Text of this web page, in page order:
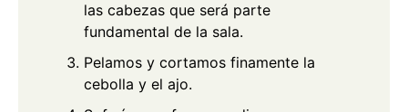
las cabezas que será parte
fundamental de la sala.
Pelamos y cortamos finamente la
cebolla y el ajo.